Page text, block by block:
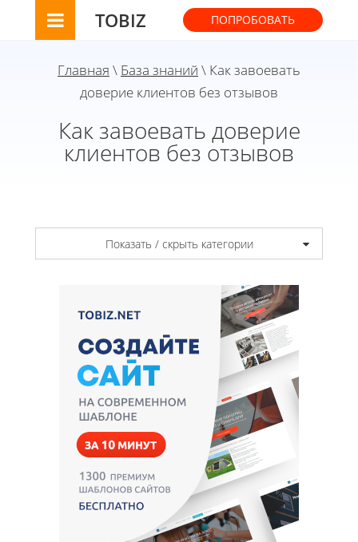
TOBIZ ПОПРОБОВАТЬ
Главная \ База знаний \ Как завоевать
доверие клиентов без отзывов
Как завоевать доверие
клиентов без отзывов
Показать / скрыть категории